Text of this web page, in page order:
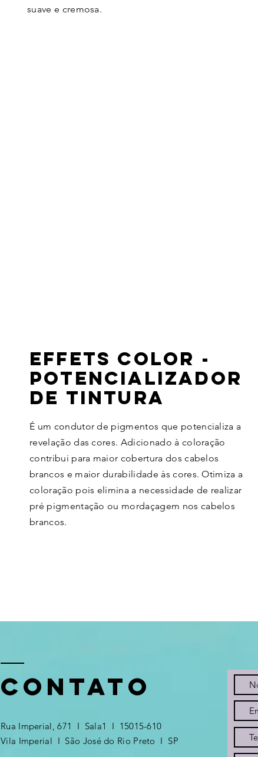
suave e cremosa.
EFFETS COLOR -
POTENCIALIZADOR
DE TINTURA
É um condutor de pigmentos que potencializa a
revelação das cores. Adicionado à coloração
contribui para maior cobertura dos cabelos
brancos e maior durabilidade às cores. Otimiza a
coloração pois elimina a necessidade de realizar
pré pigmentação ou mordaçagem nos cabelos
brancos.
CONTATO
Rua Imperial, 671 I Sala1 I 15015-610
Vila Imperial I São José do Rio Preto I SP​​